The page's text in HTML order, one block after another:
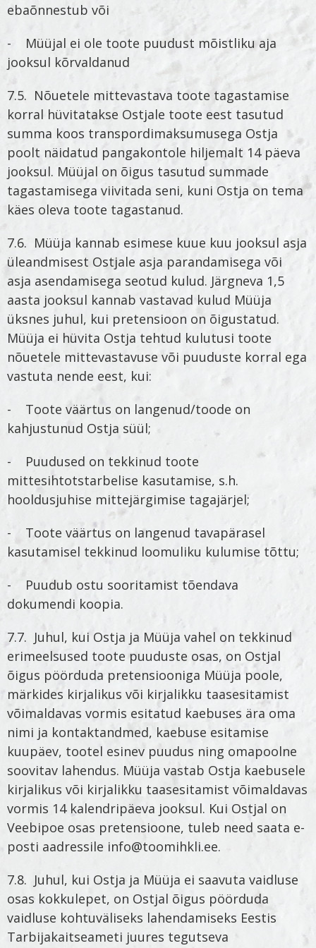
ebaõnnestub või
- Müüjal ei ole toote puudust mõistliku aja
jooksul kõrvaldanud
7.5. Nõuetele mittevastava toote tagastamise
korral hüvitatakse Ostjale toote eest tasutud
summa koos transpordimaksumusega Ostja
poolt näidatud pangakontole hiljemalt 14 päeva
jooksul. Müüjal on õigus tasutud summade
tagastamisega viivitada seni, kuni Ostja on tema
käes oleva toote tagastanud.
7.6. Müüja kannab esimese kuue kuu jooksul asja
üleandmisest Ostjale asja parandamisega või
asja asendamisega seotud kulud. Järgneva 1,5
aasta jooksul kannab vastavad kulud Müüja
üksnes juhul, kui pretensioon on õigustatud.
Müüja ei hüvita Ostja tehtud kulutusi toote
nõuetele mittevastavuse või puuduste korral ega
vastuta nende eest, kui:
- Toote väärtus on langenud/toode on
kahjustunud Ostja süül;
- Puudused on tekkinud toote
mittesihtotstarbelise kasutamise, s.h.
hooldusjuhise mittejärgimise tagajärjel;
- Toote väärtus on langenud tavapärasel
kasutamisel tekkinud loomuliku kulumise tõttu;
- Puudub ostu sooritamist tõendava
dokumendi koopia.
7.7. Juhul, kui Ostja ja Müüja vahel on tekkinud
erimeelsused toote puuduste osas, on Ostjal
õigus pöörduda pretensiooniga Müüja poole,
märkides kirjalikus või kirjalikku taasesitamist
võimaldavas vormis esitatud kaebuses ära oma
nimi ja kontaktandmed, kaebuse esitamise
kuupäev, tootel esinev puudus ning omapoolne
soovitav lahendus. Müüja vastab Ostja kaebusele
kirjalikus või kirjalikku taasesitamist võimaldavas
vormis 14 kalendripäeva jooksul. Kui Ostjal on
Veebipoe osas pretensioone, tuleb need saata e-
posti aadressile info@toomihkli.ee.
7.8. Juhul, kui Ostja ja Müüja ei saavuta vaidluse
osas kokkulepet, on Ostjal õigus pöörduda
vaidluse kohtuväliseks lahendamiseks Eestis
Tarbijakaitseameti juures tegutseva